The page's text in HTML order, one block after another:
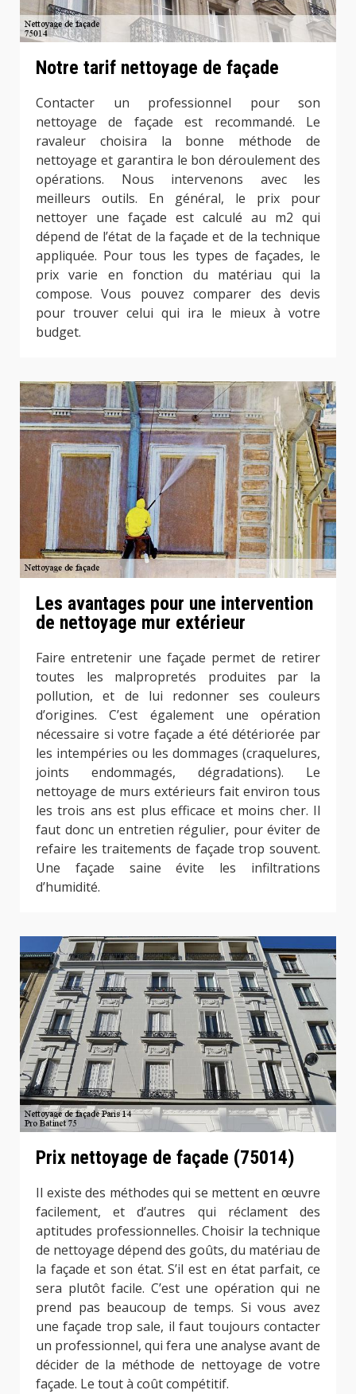
Notre tarif nettoyage de façade
Contacter un professionnel pour son
nettoyage de façade est recommandé. Le
ravaleur choisira la bonne méthode de
nettoyage et garantira le bon déroulement des
opérations. Nous intervenons avec les
meilleurs outils. En général, le prix pour
nettoyer une façade est calculé au m2 qui
dépend de l’état de la façade et de la technique
appliquée. Pour tous les types de façades, le
prix varie en fonction du matériau qui la
compose. Vous pouvez comparer des devis
pour trouver celui qui ira le mieux à votre
budget.
Les avantages pour une intervention
de nettoyage mur extérieur
Faire entretenir une façade permet de retirer
toutes les malpropretés produites par la
pollution, et de lui redonner ses couleurs
d’origines. C’est également une opération
nécessaire si votre façade a été détériorée par
les intempéries ou les dommages (craquelures,
joints endommagés, dégradations). Le
nettoyage de murs extérieurs fait environ tous
les trois ans est plus efficace et moins cher. Il
faut donc un entretien régulier, pour éviter de
refaire les traitements de façade trop souvent.
Une façade saine évite les infiltrations
d’humidité.
Prix nettoyage de façade (75014)
Il existe des méthodes qui se mettent en œuvre
facilement, et d’autres qui réclament des
aptitudes professionnelles. Choisir la technique
de nettoyage dépend des goûts, du matériau de
la façade et son état. S’il est en état parfait, ce
sera plutôt facile. C’est une opération qui ne
prend pas beaucoup de temps. Si vous avez
une façade trop sale, il faut toujours contacter
un professionnel, qui fera une analyse avant de
décider de la méthode de nettoyage de votre
façade. Le tout à coût compétitif.